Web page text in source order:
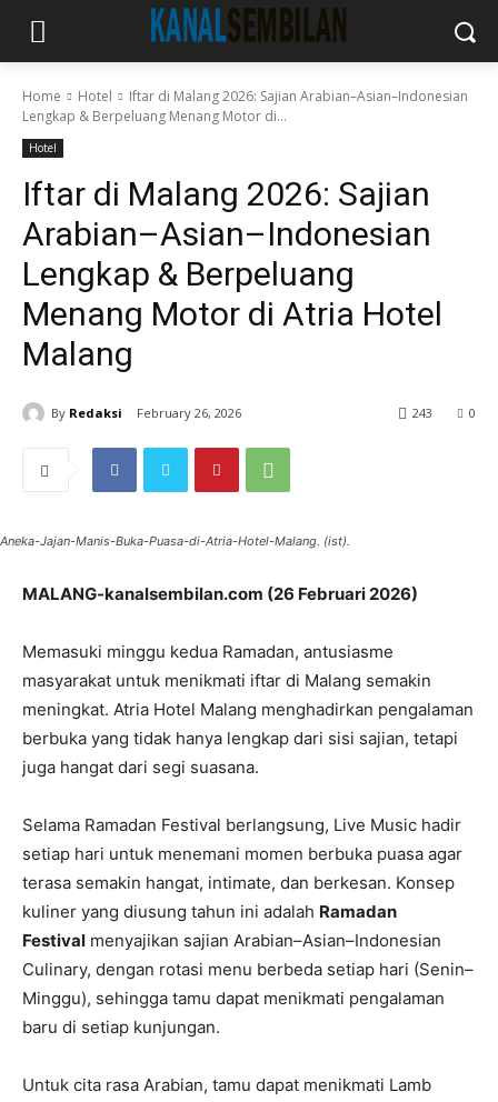
Home Hotel
Iftar di Malang 2026: Sajian Arabian–Asian–Indonesian
Lengkap & Berpeluang Menang Motor di...
Hotel
Iftar di Malang 2026: Sajian
Arabian–Asian–Indonesian
Lengkap & Berpeluang
Menang Motor di Atria Hotel
Malang
By Redaksi February 26, 2026 0
243
Aneka-Jajan-Manis-Buka-Puasa-di-Atria-Hotel-Malang. (ist).
MALANG-kanalsembilan.com (26 Februari 2026)
Memasuki minggu kedua Ramadan, antusiasme
masyarakat untuk menikmati iftar di Malang semakin
meningkat. Atria Hotel Malang menghadirkan pengalaman
berbuka yang tidak hanya lengkap dari sisi sajian, tetapi
juga hangat dari segi suasana.
Selama Ramadan Festival berlangsung, Live Music hadir
setiap hari untuk menemani momen berbuka puasa agar
terasa semakin hangat, intimate, dan berkesan. Konsep
kuliner yang diusung tahun ini adalah Ramadan
Festival menyajikan sajian Arabian–Asian–Indonesian
Culinary, dengan rotasi menu berbeda setiap hari (Senin–
Minggu), sehingga tamu dapat menikmati pengalaman
baru di setiap kunjungan.
Untuk cita rasa Arabian, tamu dapat menikmati Lamb